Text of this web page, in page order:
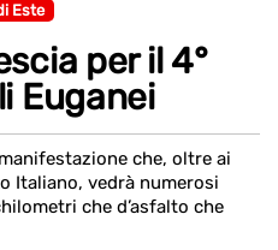
Este
per il 4°
Euganei
che, oltre ai
Italiano, vedrà numerosi
che d’asfalto che